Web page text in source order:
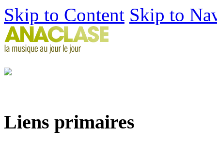
Skip to Content Skip to
Liens primaires